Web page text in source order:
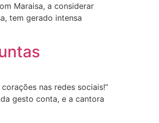
Maraisa, a considerar
tem gerado intensa
nas redes sociais!”
gesto conta, e a cantora